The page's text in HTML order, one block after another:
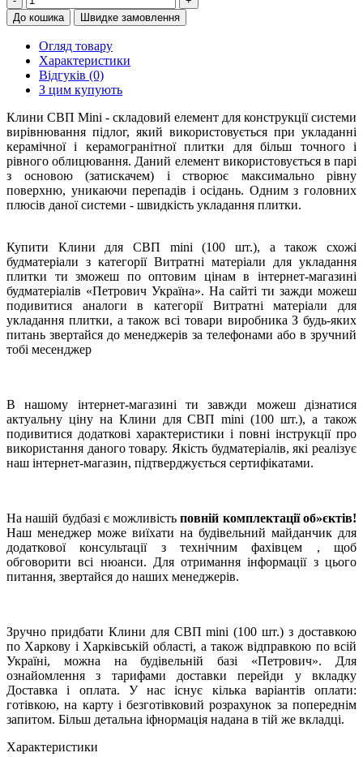
До кошика
Швидке замовлення
Огляд товару
Характеристики
Відгуків (0)
З цим купують
Клини СВП Mini - складовий елемент для конструкції системи
вирівнювання підлог, який використовується при укладанні
керамічної і керамогранітної плитки для більш точного і
рівного облицювання. Даний елемент використовується в парі
з основою (затискачем) і створює максимально рівну
поверхню, уникаючи перепадів і осідань. Одним з головних
плюсів даної системи - швидкість укладання плитки.
Купити Клини для СВП mini (100 шт.), а також схожі
будматеріали з категорії Витратні матеріали для укладання
плитки ти зможеш по оптовим цінам в інтернет-магазині
будматеріалів «Петрович Україна». На сайті ти зажди можеш
подивитися аналоги в категорії Витратні матеріали для
укладання плитки, а також всі товари виробника З будь-яких
питань звертайся до менеджерів за телефонами або в зручний
тобі месенджер
В нашому інтернет-магазині ти завжди можеш дізнатися
актуальну ціну на Клини для СВП mini (100 шт.), а також
подивитися додаткові характеристики і повні інструкції про
використання даного товару. Якість будматеріалів, які реалізує
наш інтернет-магазин, підтверджується сертифікатами.
На нашій будбазі є можливістьповній комплектації об»єктів!
Наш менеджер може виїхати на будівельний майданчик для
додаткової консультації з технічним фахівцем , щоб
обговорити всі нюанси. Для отримання інформації з цього
питання, звертайся до наших менеджерів.
Зручно придбати Клини для СВП mini (100 шт.) з доставкою
по Харкову і Харківській області, а також відправкою по всій
Україні, можна на будівельній базі «Петрович». Для
ознайомлення з тарифами доставки перейди у вкладку
Доставка і оплата. У нас існує кілька варіантів оплати:
готівкою, на карту і безготівковий розрахунок за попереднім
запитом. Більш детальна іфнормація надана в тій же вкладці.
Характеристики